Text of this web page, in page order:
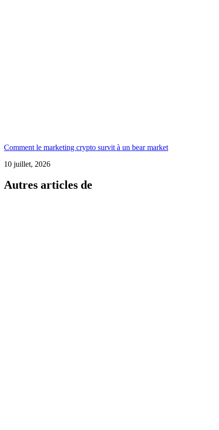
Comment le marketing crypto survit à un bear market
10 juillet, 2026
Autres articles de